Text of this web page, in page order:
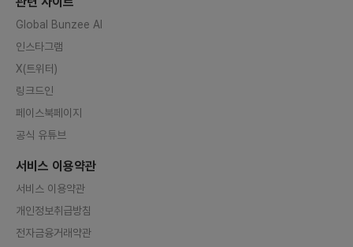
Global Bunzee AI
인스타그램
X(트위터)
링크드인
페이스북페이지
공식 유튜브
서비스 이용약관
서비스 이용약관
개인정보취급방침
전자금융거래약관